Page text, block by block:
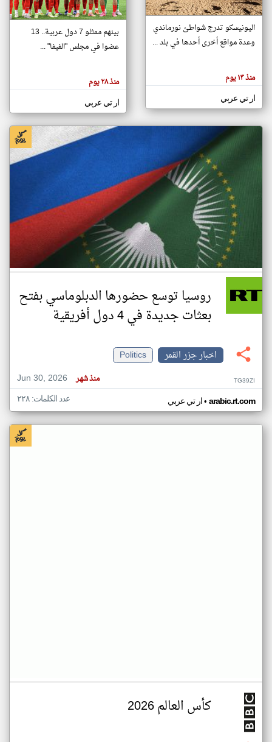
تغيير الدولة
اخبار جزر القمر على مدار الساعة
أهم اخبار جزر القمر العاجلة والمباشرة
هنا عن
وجهة
كاتبيها.
اليونيسكو تدرج شواطئ نورماندي
وعدة مواقع أخرى أحدها في بلد ...
منذ ١٣ يوم
ار تي عربي
بينهم ممثلو 7 دول عربية.. 13
عضوا في مجلس "الفيفا" ...
منذ ٢٨ يوم
ار تي عربي
روسيا توسع حضورها الدبلوماسي بفتح
بعثات جديدة في 4 دول أفريقية
اخبار جزر القمر
Politics
Jun 30, 2026
منذ شهر TG39ZI
ار تي عربي• arabic.rt.com عدد الكلمات: ٢٢٨
كأس العالم 2026
klyoum.com